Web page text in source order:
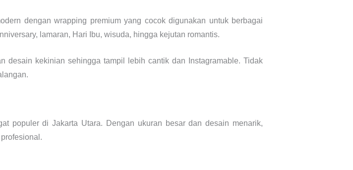
dengan wrapping premium yang cocok digunakan untuk berbagai
lamaran, Hari Ibu, wisuda, hingga kejutan romantis.
desain kekinian sehingga tampil lebih cantik dan Instagramable. Tidak
populer di Jakarta Utara. Dengan ukuran besar dan desain menarik,